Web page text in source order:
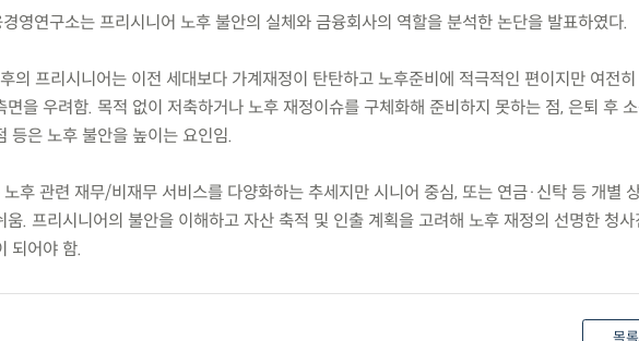
영연구소는 프리시니어 노후 불안의 실체와 금융회사의 역할을 분석한 논단을 발표하였다.
의 프리시니어는 이전 세대보다 가계재정이 탄탄하고 노후준비에 적극적인 편이지만 여전
면을 우려함. 목적 없이 저축하거나 노후 재정이슈를 구체화해 준비하지 못하는 점, 은퇴 후
등은 노후 불안을 높이는 요인임.
후 관련 재무/비재무 서비스를 다양화하는 추세지만 시니어 중심, 또는 연금·신탁 등 개별
움. 프리시니어의 불안을 이해하고 자산 축적 및 인출 계획을 고려해 노후 재정의 선명한 청
되어야 함.
목